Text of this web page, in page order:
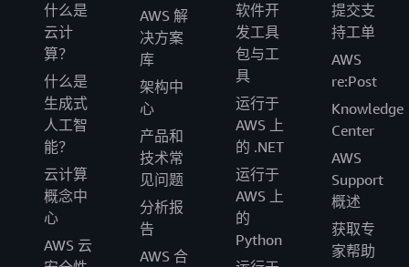
什么是
云计
算？
什么是
生成式
人工智
能？
云计算
概念中
心
AWS 云
AWS 解
决方案
库
架构中
心
产品和
技术常
见问题
分析报
告
AWS 合
软件开
发工具
包与工
具
运行于
AWS 上
的 .NET
运行于
AWS 上
的
Python
提交支
持工单
AWS
re:Post
Knowledge
Center
AWS
Support
概述
获取专
家帮助